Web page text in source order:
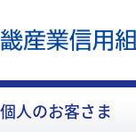
個人のお客さま